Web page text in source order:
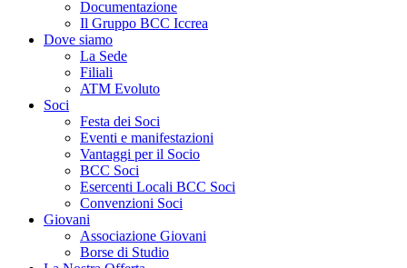
Documentazione
Il Gruppo BCC Iccrea
Dove siamo
La Sede
Filiali
ATM Evoluto
Soci
Festa dei Soci
Eventi e manifestazioni
Vantaggi per il Socio
BCC Soci
Esercenti Locali BCC Soci
Convenzioni Soci
Giovani
Associazione Giovani
Borse di Studio